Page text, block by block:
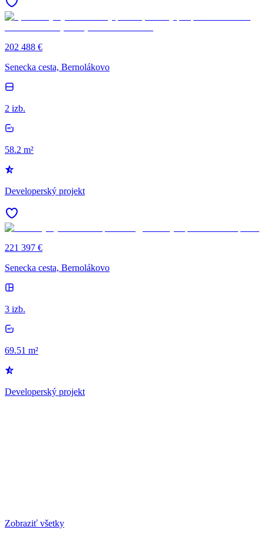
202 488 €
Senecka cesta, Bernolákovo
2 izb.
58.2 m²
Developerský projekt
221 397 €
Senecka cesta, Bernolákovo
3 izb.
69.51 m²
Developerský projekt
Zobraziť všetky